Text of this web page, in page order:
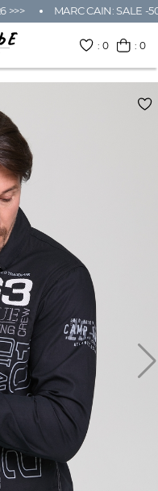
MARC CAIN: SALE -
:0 : 0